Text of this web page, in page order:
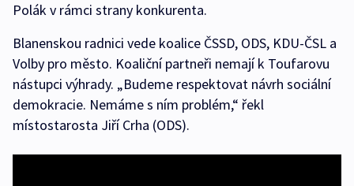
Polák v rámci strany konkurenta.
Blanenskou radnici vede koalice ČSSD, ODS, KDU-ČSL a
Volby pro město. Koaliční partneři nemají k Toufarovu
nástupci výhrady. „Budeme respektovat návrh sociální
demokracie. Nemáme s ním problém,“ řekl
místostarosta Jiří Crha (ODS).